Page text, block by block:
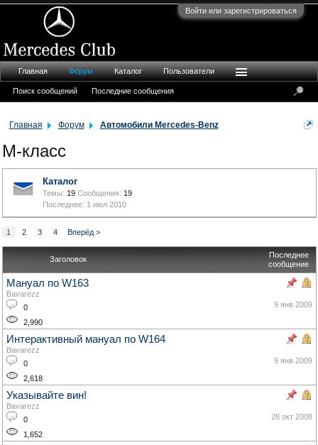
Войти или зарегистрироваться
Главная Форум Автомобили Mercedes-Benz
M-класс
Каталог
Темы: 19 Сообщения: 19
1 июл 2010
1 2 3 4 Вперёд >
Заголовок
Последнее
сообщение
Мануал по W163
Bavarezz
0
2,990
9 янв 2009
Интерактивный мануал по W164
Bavarezz
0
2,618
9 янв 2009
Указывайте вин!
Bavarezz
0
1,652
28 окт 2008
Главная Форум
Поиск сообщений Последние сообщения
Каталог Пользователи